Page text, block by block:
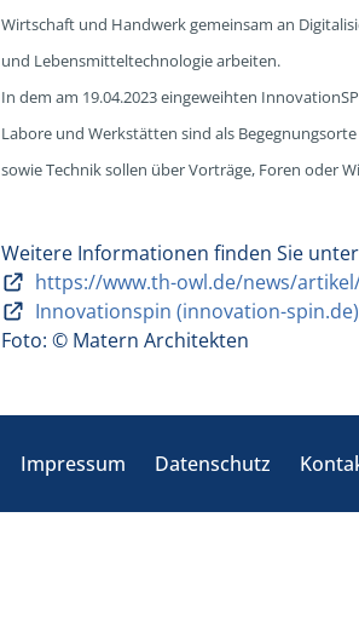
Wirtschaft und Handwerk gemeinsam an
und Lebensmitteltechnologie arbeiten.
In dem am 19.04.2023 eingeweihten
Labore und Werkstätten sind als
sowie Technik sollen über Vorträge, Foren oder
Weitere Informationen finden Sie
https://www.th-owl.de/news/
Innovationspin (innovation-spin.de)
Foto: © Matern Architekten
Impressum Datenschutz